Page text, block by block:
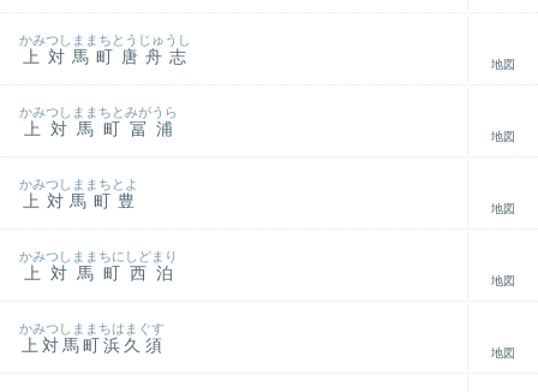
上対馬町唐舟志
かみつしままちとうじゅうし
地図
上対馬町冨浦
かみつしままちとみがうら
地図
上対馬町豊
かみつしままちとよ
地図
上対馬町西泊
かみつしままちにしどまり
地図
上対馬町浜久須
かみつしままちはまぐす
地図